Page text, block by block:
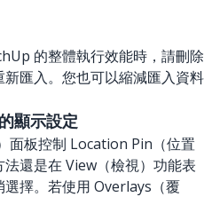
的整體執行效能時，請刪除
匯入。您也可以縮減匯入資料
顯示設定
面板控制 Location Pin（位置
還是在 View（檢視）功能表
擇。若使用 Overlays（覆